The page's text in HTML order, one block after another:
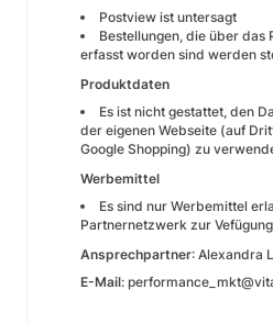
Postview ist untersagt
Bestellungen, die über das
erfasst worden sind werden
Produktdaten
Es ist nicht gestattet, den
der eigenen Webseite (auf
Google Shopping) zu
Werbemittel
Es sind nur Werbemittel
Partnernetzwerk zur
Ansprechpartner: Alexandra
E-Mail: